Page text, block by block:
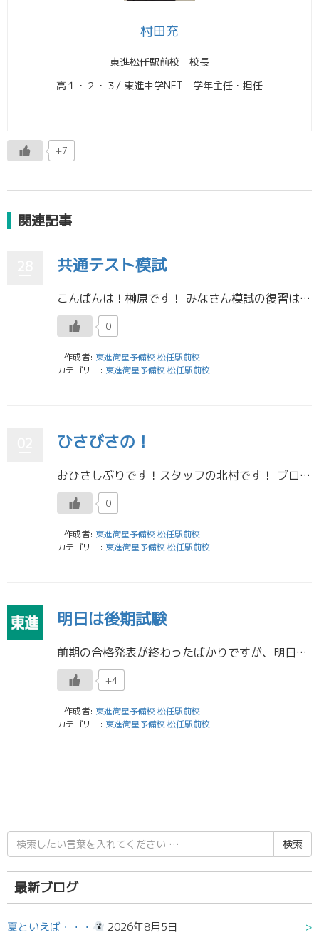
村田充
東進松任駅前校 校長
高１・２・３/ 東進中学NET 学年主任・担任
+7
関連記事
共通テスト模試
こんばんは！榊原です！ みなさん模試の復習は進んでいますか？模試の復習は自分の弱点を知る上でとっても重要です。 しっかり取り組みましょう。分からないところはぜひ質問してください！！ 東進衛星予備校 松任駅前校
0
作成者: 東進衛星予備校 松任駅前校
カテゴリー: 東進衛星予備校 松任駅前校
ひさびさの！
おひさしぶりです！スタッフの北村です！ ブログでは久々なのですが、校舎には頻繁に来てます！ 夏休みも半ばになってきて、皆さん中だるみはしていませんか？ そういえば、今日はなんだか登校率が悪いような(・・? というよりずっ […]
0
作成者: 東進衛星予備校 松任駅前校
カテゴリー: 東進衛星予備校 松任駅前校
明日は後期試験
前期の合格発表が終わったばかりですが、明日は後期試験日です。 もし在校生のみなさんが来年前期で涙をのんだとすれば、12日に後期試験を受験することになります。 松任駅前校からも5名が明日の後期試験にチャレンジします！ みん […]
+4
作成者: 東進衛星予備校 松任駅前校
カテゴリー: 東進衛星予備校 松任駅前校
検
索
結
果:
最新ブログ
夏といえば・・・ 2026年8月5日